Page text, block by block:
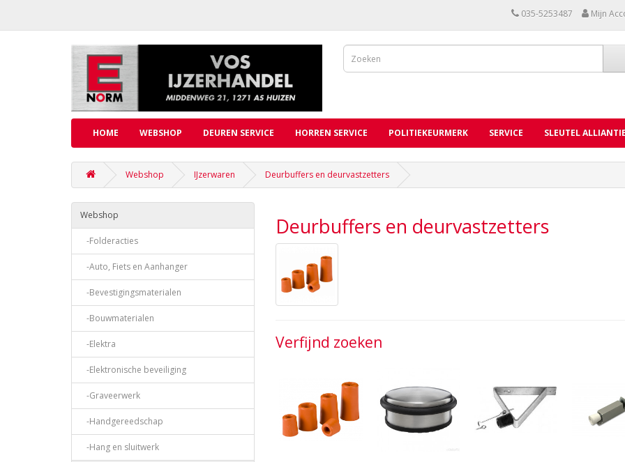
035-5253487 Mijn
HOME WEBSHOP DEUREN SERVICE HORREN SERVICE POLITIEKEURMERK SERVICE SLEUTEL
Webshop IJzerwaren Deurbuffers en deurvastzetters
Webshop
-Folderacties
-Auto, Fiets en Aanhanger
-Bevestigingsmaterialen
-Bouwmaterialen
-Elektra
-Elektronische beveiliging
-Graveerwerk
-Handgereedschap
-Hang en sluitwerk
Deurbuffers en deurvastzetters
Verfijnd zoeken